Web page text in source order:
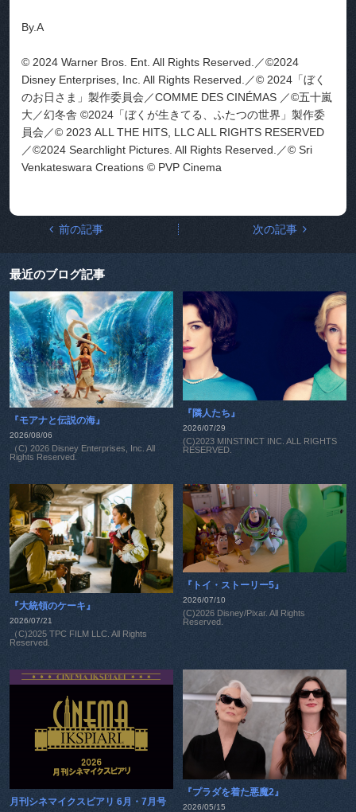
By.A
© 2024 Warner Bros. Ent. All Rights Reserved.／©2024
Disney Enterprises, Inc. All Rights Reserved.／© 2024「ぼく
のお日さま」製作委員会／COMME DES CINÉMAS ／©五十嵐
大／幻冬舎 ©2024「ぼくが生きてる、ふたつの世界」製作委
員会／© 2023 ALL THE HITS, LLC ALL RIGHTS RESERVED
／©2024 Searchlight Pictures. All Rights Reserved.／© Sri
Venkateswara Creations © PVP Cinema
前の記事 次の記事
最近のブログ記事
『モアナと伝説の海』
2026/08/06
（C) 2026 Disney Enterprises, Inc. All
Rights Reserved.
『隣人たち』
2026/07/29
(C)2023 MINSTINCT INC. ALL RIGHTS
RESERVED.
『大統領のケーキ』
2026/07/21
（C)2025 TPC FILM LLC. All Rights
Reserved.
『トイ・ストーリー5』
2026/07/10
(C)2026 Disney/Pixar. All Rights
Reserved.
月刊シネマイクスピアリ 6月・7月号
『プラダを着た悪魔2』
2026/05/15